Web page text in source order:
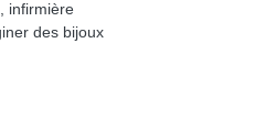
infirmière
des bijoux